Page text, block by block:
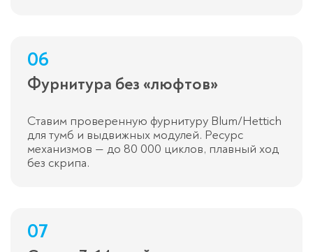
06
Фурнитура без «люфтов»
Ставим проверенную фурнитуру Blum/Hettich
для тумб и выдвижных модулей. Ресурс
механизмов — до 80 000 циклов, плавный ход
без скрипа.
07